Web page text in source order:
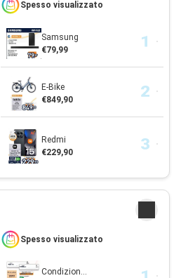
Spesso visualizzato
Samsung
€79,99
E-Bike
€849,90
Redmi
€229,90
Spesso visualizzato
Condizion...